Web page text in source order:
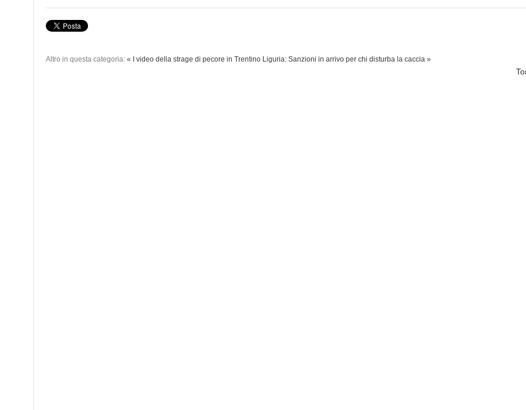
Altro in questa categoria: « I video della strage di pecore in Trentino Liguria: Sanzioni in arrivo per chi disturba la caccia »